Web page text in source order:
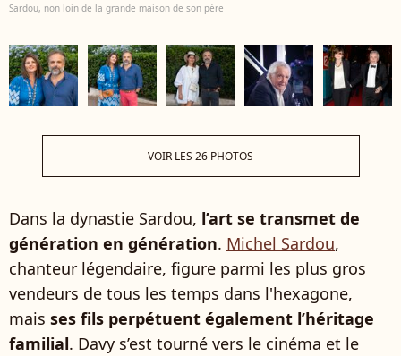
Sardou, non loin de la grande maison de son père
VOIR LES 26 PHOTOS
Dans la dynastie Sardou, l’art se transmet de
génération en génération. Michel Sardou,
chanteur légendaire, figure parmi les plus gros
vendeurs de tous les temps dans l'hexagone,
mais ses fils perpétuent également l’héritage
familial. Davy s’est tourné vers le cinéma et le